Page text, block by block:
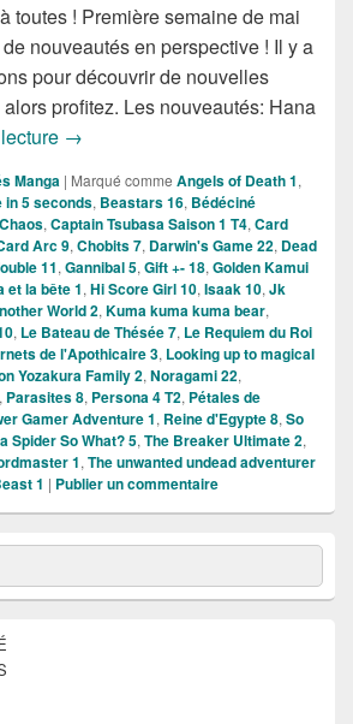
toutes ! Première semaine de mai
nouveautés en perspective ! Il y a
pour découvrir de nouvelles
profitez. Les nouveautés: Hana
Nouveautés Mangas de la
→
Manga | Marqué comme Angels of Death 1,
in 5 seconds, Beastars 16, Bédéciné
, Captain Tsubasa Saison 1 T4, Card
Arc 9, Chobits 7, Darwin's Game 22, Dead
11, Gannibal 5, Gift +- 18, Golden Kamui
et la bête 1, Hi Score Girl 10, Isaak 10, Jk
World 2, Kuma kuma kuma bear,
, Le Bateau de Thésée 7, Le Requiem du Roi
de l'Apothicaire 3, Looking up to magical
Yozakura Family 2, Noragami 22,
, Parasites 8, Persona 4 T2, Pétales de
Gamer Adventure 1, Reine d'Egypte 8, So
Spider So What? 5, The Breaker Ultimate 2,
1, The unwanted undead adventurer
1 | Publier un commentaire